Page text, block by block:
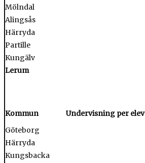
Mölndal
Alingsås
Härryda
Partille
Kungälv
Lerum
Kommun Undervisning per elev
Göteborg
Härryda
Kungsbacka